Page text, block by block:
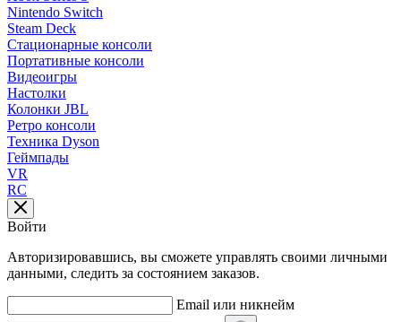
Nintendo Switch
Steam Deck
Стационарные консоли
Портативные консоли
Видеоигры
Настолки
Колонки JBL
Ретро консоли
Техника Dyson
Геймпады
VR
RC
Войти
Авторизировавшись, вы сможете управлять своими личными
данными, следить за состоянием заказов.
Email или никнейм